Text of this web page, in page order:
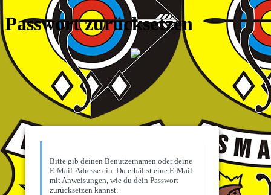
Passwort zurücksetzen
Bitte gib deinen Benutzernamen oder deine
E-Mail-Adresse ein. Du erhältst eine E-Mail
mit Anweisungen, wie du dein Passwort
zurücksetzen kannst.